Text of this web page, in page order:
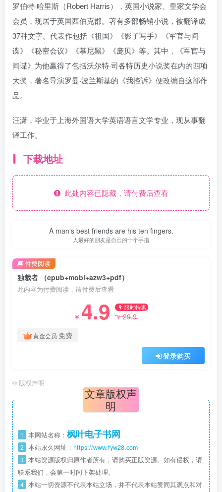
罗伯特·哈里斯（Robert Harris），英国小说家、皇家文学会
会员，现居于英国西伯克郡。著有多部畅销小说，被翻译成
37种文字。代表作包括《祖国》《影子写手》《军官与间
谍》《秘密会议》《慕尼黑》《庞贝》等。其中，《军官与
间谍》为他赢得了包括沃尔特·司各特历史小说奖在内的四项
大奖，著名导演罗曼·波兰斯基的《我控诉》便改编自这部作
品。
汪潇，毕业于上海外国语大学英语语言文学专业，现从事翻
译工作。
下载地址
此处内容已隐藏，请付费后查看
A man's best friends are his ten fingers.
人最好的朋友是自己的十个手指
独裁者 （epub+mobi+azw3+pdf）
此内容为付费阅读，请付费后查看
￥ 4.9 限时特惠
￥29.9
黄金会员 免费
登录购买
付费阅读
© 版权声明
文章版权声
明
1 本网站名称： 枫叶电子书网
2 本站永久网址： https://www.fyw28.com
3 本站资源版权归原作者所有，请购买正版资源。如有侵权，请
联系我们，会第一时间下架处理。
4 本站一切资源不代表本站立场，并不代表本站赞同其观点和对